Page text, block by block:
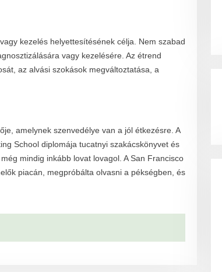
kezelés helyettesítésének célja. Nem szabad
vagy kezelésére. Az étrend
az alvási szokások megváltoztatása, a
amelynek szenvedélye van a jól étkezésre. A
School diplomája tucatnyi szakácskönyvet és
mindig inkább lovat lovagol. A San Francisco
piacán, megpróbálta olvasni a pékségben, és